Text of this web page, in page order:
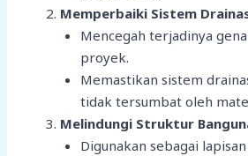
Memperbaiki Sistem
Mencegah terjadinya
proyek.
Memastikan sistem
tidak tersumbat oleh
Melindungi Struktur
Digunakan sebagai